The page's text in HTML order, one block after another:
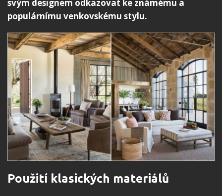
svým designem odkazovat ke známému a
populárnímu venkovskému stylu.
Použití klasických materiálů